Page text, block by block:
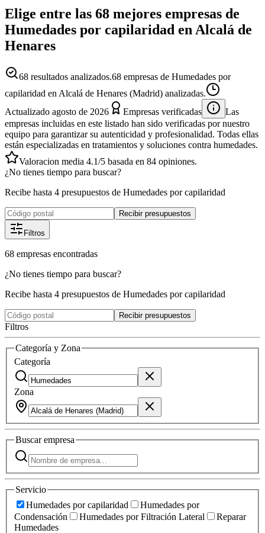
Elige entre las 68 mejores empresas de
Humedades por capilaridad en Alcalá de
Henares
68 resultados analizados.68 empresas de Humedades por
capilaridad en Alcalá de Henares (Madrid) analizadas.
Actualizado agosto de 2026 Empresas verificadas
Las
empresas incluidas en este listado han sido verificadas por nuestro
equipo para garantizar su autenticidad y profesionalidad. Todas ellas
están especializadas en tratamientos y soluciones contra humedades.
Valoracion media 4.1/5 basada en 84 opiniones.
¿No tienes tiempo para buscar?
Recibe hasta 4 presupuestos de Humedades por capilaridad
Recibir presupuestos
Filtros
68 empresas encontradas
¿No tienes tiempo para buscar?
Recibe hasta 4 presupuestos de Humedades por capilaridad
Recibir presupuestos
Filtros
Categoría y Zona
Categoría
Zona
Buscarempresa
Servicio
Humedades por capilaridad
Humedades por
Condensación
Humedades por Filtración Lateral
Reparar
Humedades